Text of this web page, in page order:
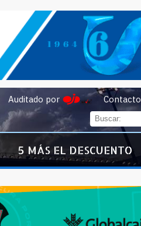
Auditado por Contacto
5 MÁS EL DESCUENTO